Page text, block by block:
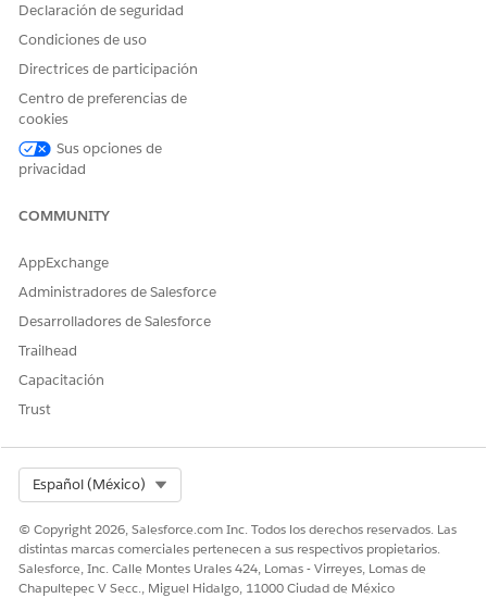
Declaración de seguridad
Condiciones de uso
Directrices de participación
Centro de preferencias de
cookies
Sus opciones de
privacidad
COMMUNITY
AppExchange
Administradores de Salesforce
Desarrolladores de Salesforce
Trailhead
Capacitación
Trust
Español (México)
© Copyright 2026, Salesforce.com Inc. Todos los derechos reservados. Las
distintas marcas comerciales pertenecen a sus respectivos propietarios.
Salesforce, Inc. Calle Montes Urales 424, Lomas - Virreyes, Lomas de
Chapultepec V Secc., Miguel Hidalgo, 11000 Ciudad de México